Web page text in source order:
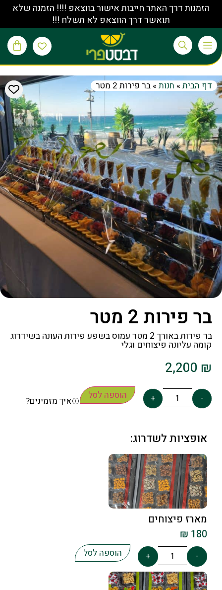
הזמנות דרך האתר חייבות אישור בווצאפ !!!! הזמנה שלא
תואשר דרך הווצאפ לא תשלח !!!
דף הבית » חנות » בר פירות 2 מטר
בר פירות 2 מטר
בר פירות באורך 2 מטר עמוס בשפע פירות העונה בשידרוג
קומה עליונה פיצוחים וגלי
2,200 ₪
-
+ הוספה לסל איך מזמינים?
אופציות לשדרוג:
מארז פיצוחים
180
₪
-
+ הוספה לסל